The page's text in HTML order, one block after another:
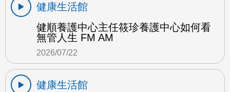
健康生活館
健順養護中心主任筱珍養護中心如何看
無管人生 FM AM
2026/07/22
健康生活館